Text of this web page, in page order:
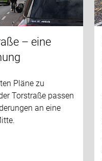
– eine
Pläne zu
Torstraße passen
an eine